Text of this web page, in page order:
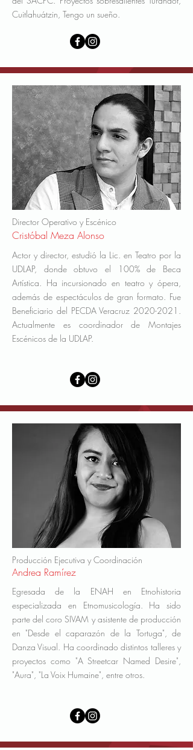
Cuitlahuátzin, Tengo un sueño.
Director Operativo y Escénico
Cristóbal Meza Alonso
Actor y director, estudió la Lic. en Teatro por la
UDLAP, donde obtuvo el 100% de Beca
Artística. Ha incursionado en teatro y ópera,
además de espectáculos de gran formato. Fue
Beneficiario del PECDA Veracruz 2020-2021 .
Actualmente es coordinador de Montajes
Escénicos de la UDLAP.
Producción Ejecutiva y Coordinación
Andrea Ramírez
Egresada de la ENAH en Etnohistoria
especializada en Etnomusicología. Ha sido
parte del coro SIVAM y asistente de producción
en "Desde el caparazón de la Tortuga", de
Danza Visual. Ha coordinado distintos talleres y
proyectos como "A Streetcar Named Desire",
"Aura", "La Voix Humaine", entre otros.